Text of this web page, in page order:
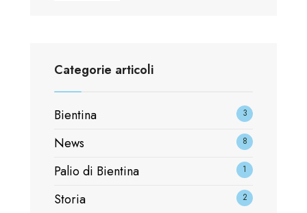
Categorie articoli
Bientina 3
News 8
Palio di Bientina 1
Storia 2